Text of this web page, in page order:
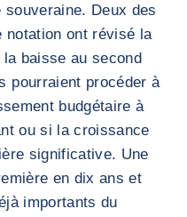
souveraine. Deux des
notation ont révisé la
baisse au second
pourraient procéder à
budgétaire à
ou si la croissance
significative. Une
en dix ans et
importants du